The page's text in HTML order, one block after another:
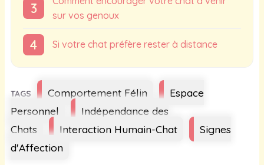
sur vos genoux
Si votre chat préfère rester à distance
Étiquettes
Comportement Félin
Espace
Personnel
Indépendance des
Chats
Interaction Humain-Chat
Signes
d'Affection